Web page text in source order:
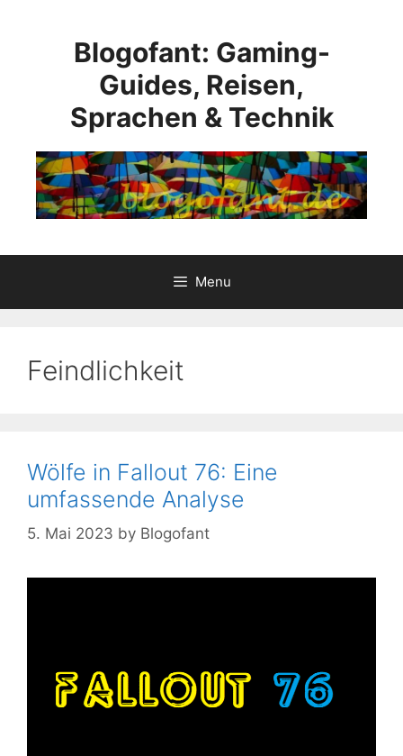
Blogofant: Gaming-
Guides, Reisen,
Sprachen & Technik
Menu
Feindlichkeit
Wölfe in Fallout 76: Eine
umfassende Analyse
5. Mai 2023 by Blogofant